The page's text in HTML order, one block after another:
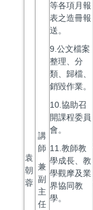
袁
朝
蓉
講
師
兼
副
主
任
等各項月報
表之造冊報
送。
9.公文檔案
整理、分
類、歸檔、
銷毀作業。
10.協助召
開課程委員
會。
11.教師教
學成長、教
學觀摩及業
界協同教
學。